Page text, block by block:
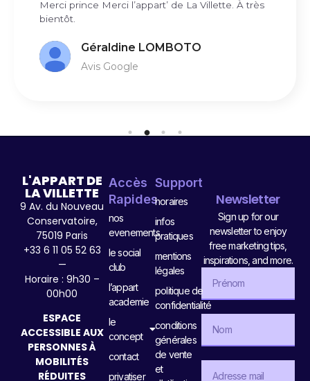
Merci prince Merci l’appart’ de La Villette. À très
bientôt.
Géraldine LOMBOTO
Avis Google
L'APPART DE
LA VILLETTE
9 Av. du Nouveau
Conservatoire,
75019 Paris
+33 6 11 05 52 63
—
Horaire : 9h30 –
00h00
ESPACE
ACCESSIBLE AUX
PERSONNES À
MOBILITÉS
RÉDUITES
Accès
Rapides
nos
evenements
le social
club
l’appart
academie
le
concept
contact
privatiser
Support
horaires
infos
pratiques
mentions
légales
politique de
confidentialité
conditions
générales
de vente
et
Newsletter
Sign up for our
newsletter to enjoy
free marketing tips,
inspirations, and more.